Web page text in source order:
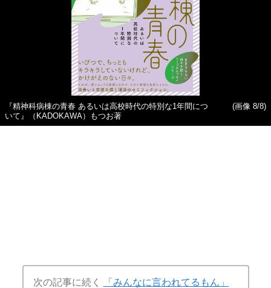
『精神科病棟の青春 あるいは高校時代の特別な1年間につ
いて』（KADOKAWA）もつお著
(画像 8/8)
次の記事に続く
「みんなに言われてるもん」